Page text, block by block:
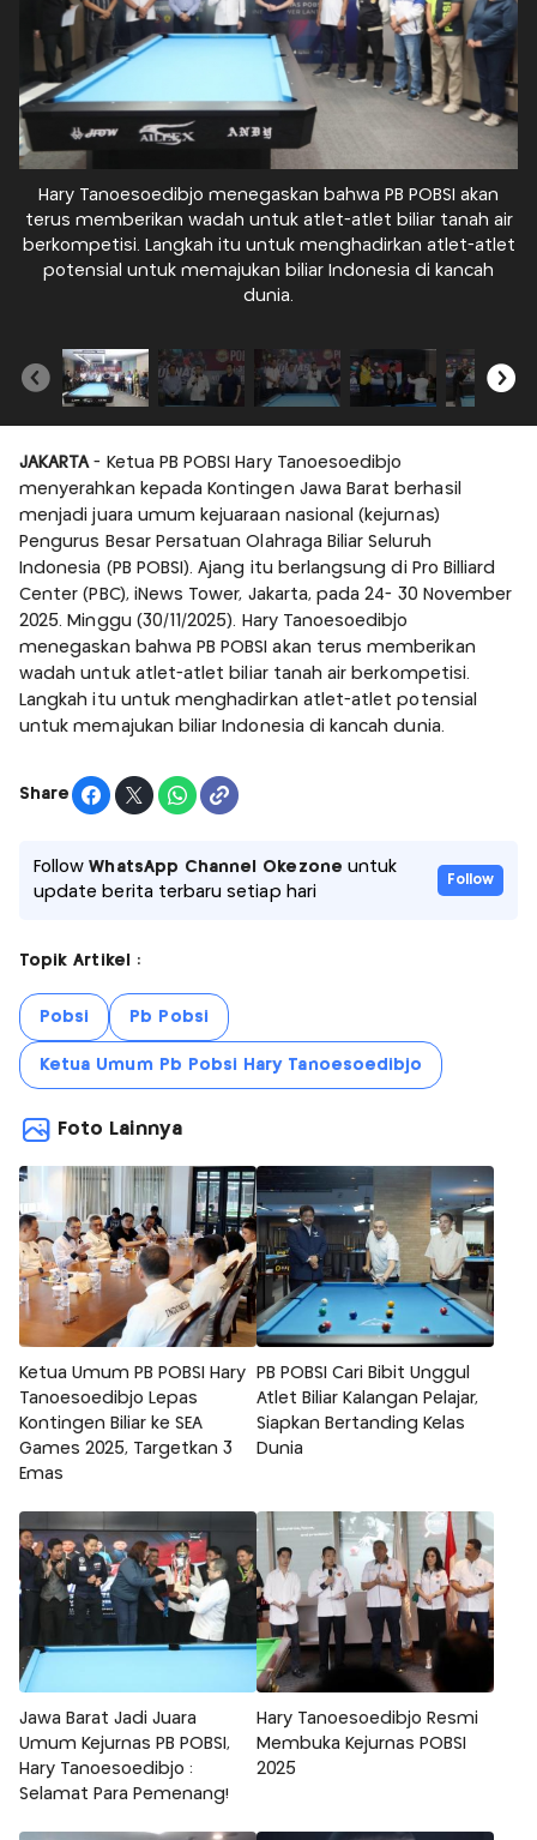
Hary Tanoesoedibjo menegaskan bahwa PB POBSI akan
terus memberikan wadah untuk atlet-atlet biliar tanah air
berkompetisi. Langkah itu untuk menghadirkan atlet-atlet
potensial untuk memajukan biliar Indonesia di kancah
dunia.
JAKARTA - Ketua PB POBSI Hary Tanoesoedibjo
menyerahkan kepada Kontingen Jawa Barat berhasil
menjadi juara umum kejuaraan nasional (kejurnas)
Pengurus Besar Persatuan Olahraga Biliar Seluruh
Indonesia (PB POBSI). Ajang itu berlangsung di Pro Billiard
Center (PBC), iNews Tower, Jakarta, pada 24- 30 November
2025. Minggu (30/11/2025). Hary Tanoesoedibjo
menegaskan bahwa PB POBSI akan terus memberikan
wadah untuk atlet-atlet biliar tanah air berkompetisi.
Langkah itu untuk menghadirkan atlet-atlet potensial
untuk memajukan biliar Indonesia di kancah dunia.
Share
FollowWhatsApp Channel Okezone untuk
update berita terbaru setiap hari
Follow
Topik Artikel :
Pobsi Pb Pobsi
Ketua Umum Pb Pobsi Hary Tanoesoedibjo
Foto Lainnya
Ketua Umum PB POBSI Hary
Tanoesoedibjo Lepas
Kontingen Biliar ke SEA
Games 2025, Targetkan 3
Emas
PB POBSI Cari Bibit Unggul
Atlet Biliar Kalangan Pelajar,
Siapkan Bertanding Kelas
Dunia
Jawa Barat Jadi Juara
Umum Kejurnas PB POBSI,
Hary Tanoesoedibjo :
Selamat Para Pemenang!
Hary Tanoesoedibjo Resmi
Membuka Kejurnas POBSI
2025